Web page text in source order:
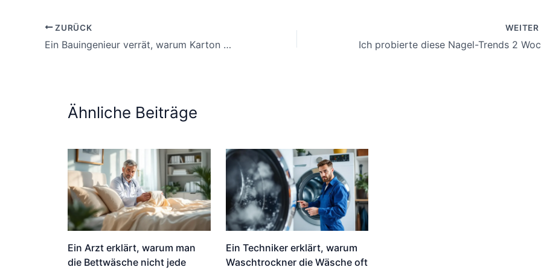
ZURÜCK
Ein Bauingenieur verrät, warum Karton bald Zement in jedem Haus ersetzt
WEITER
Ähnliche Beiträge
Ein Arzt erklärt, warum man
die Bettwäsche nicht jede
Ein Techniker erklärt, warum
Waschtrockner die Wäsche oft